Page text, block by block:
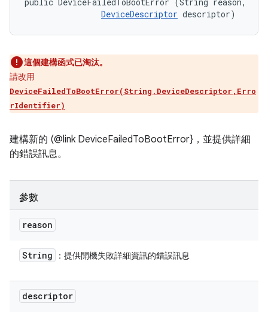
DeviceDescriptor descriptor)
這個建構函式已淘汰。
請改用
DeviceFailedToBootError(String,DeviceDescriptor,Erro
rIdentifier)
建構新的 (@link DeviceFailedToBootError}，並提供詳細
的錯誤訊息。
參數
reason
String ：提供開機失敗詳細資訊的錯誤訊息
descriptor